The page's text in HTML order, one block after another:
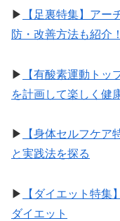
▶︎
【足裏特集】ア
防・改善方法も紹介！
▶︎
【有酸素運動トッ
を計画して楽しく健
▶︎
【身体セルフケア
と実践法を探る
▶︎
【ダイエット特集
ダイエット